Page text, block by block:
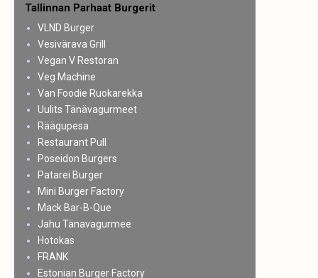
Tallinnan Parhaat Burgerit
VLND Burger
Vesivärava Grill
Vegan V Restoran
Veg Machine
Van Foodie Ruokarekka
Uulits Tänävagurmeet
Räägupesa
Restaurant Pull
Poseidon Burgers
Patarei Burger
Mini Burger Factory
Mack Bar-B-Que
Jahu Tänavagurmee
Hotokas
FRANK
Estonian Burger Factory